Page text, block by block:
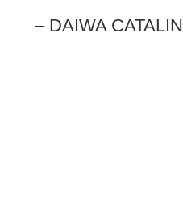
DAIWA CATALINA BJ 200SH-L 2015 –